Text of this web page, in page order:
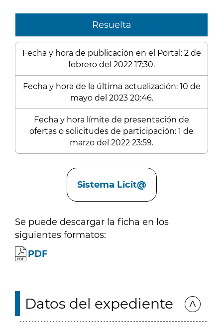
Resuelta
Fecha y hora de publicación en el Portal: 2 de
febrero del 2022 17:30.
Fecha y hora de la última actualización: 10 de
mayo del 2023 20:46.
Fecha y hora límite de presentación de
ofertas o solicitudes de participación: 1 de
marzo del 2022 23:59.
Sistema Licit@
Se puede descargar la ficha en los
siguientes formatos:
PDF
Datos del expediente